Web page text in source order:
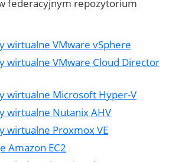
federacyjnym repozytorium
wirtualne VMware vSphere
wirtualne VMware Cloud Director
wirtualne Microsoft Hyper-V
wirtualne Nutanix AHV
wirtualne Proxmox VE
Amazon EC2